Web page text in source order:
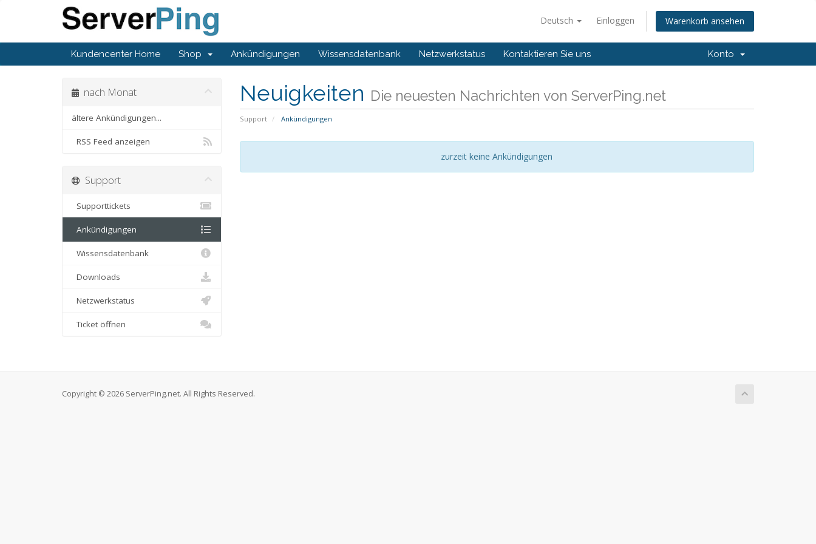
Deutsch Einloggen Warenkorb ansehen
Kundencenter Home Shop Ankündigungen Wissensdatenbank Netzwerkstatus Kontaktieren Sie uns Konto
Neuigkeiten Die neuesten Nachrichten von ServerPing.net
Support Ankündigungen
nach Monat
ältere Ankündigungen...
RSS Feed anzeigen
zurzeit keine Ankündigungen
Support
Supporttickets
Ankündigungen
Wissensdatenbank
Downloads
Netzwerkstatus
Ticket öffnen
Copyright © 2026 ServerPing.net. All Rights Reserved.